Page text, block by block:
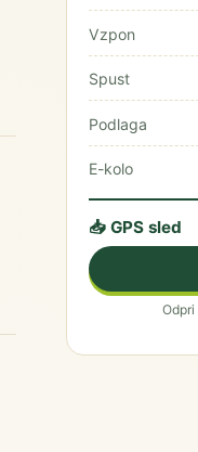
Vzpon
Spust
Podlaga
E-kolo
📥 GPS sled